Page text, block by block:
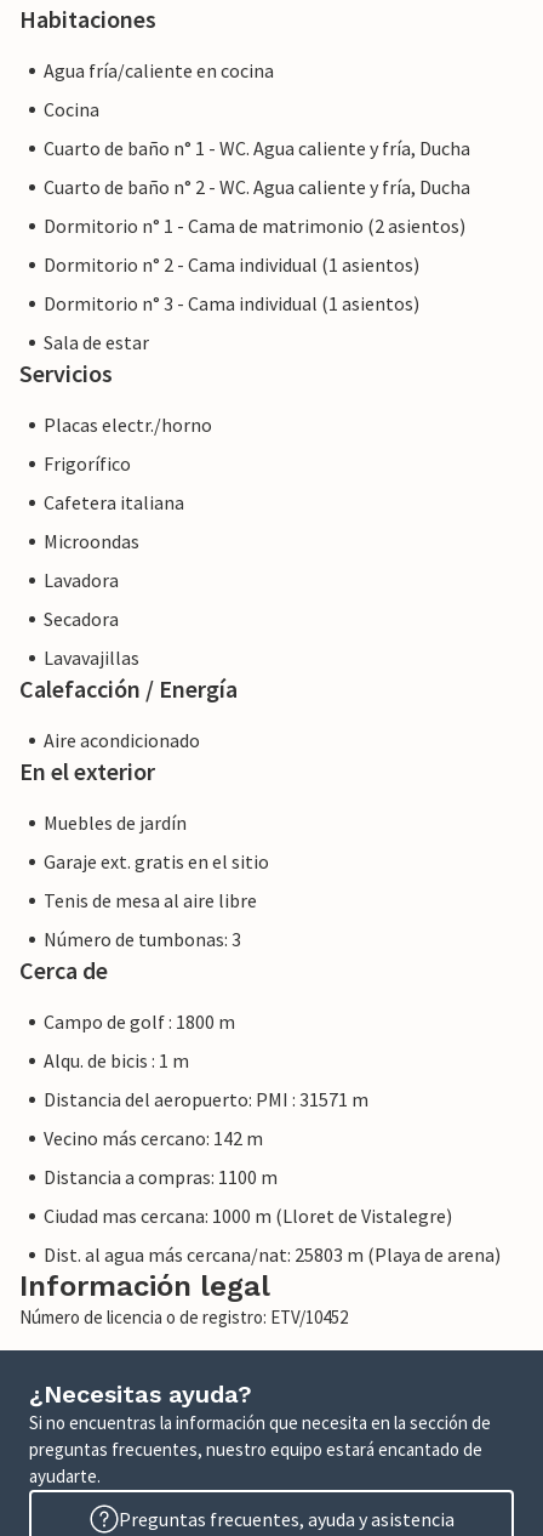
Habitaciones
Agua fría/caliente en cocina
Cocina
Cuarto de baño n° 1 - WC. Agua caliente y fría, Ducha
Cuarto de baño n° 2 - WC. Agua caliente y fría, Ducha
Dormitorio n° 1 - Cama de matrimonio (2 asientos)
Dormitorio n° 2 - Cama individual (1 asientos)
Dormitorio n° 3 - Cama individual (1 asientos)
Sala de estar
Servicios
Placas electr./horno
Frigorífico
Cafetera italiana
Microondas
Lavadora
Secadora
Lavavajillas
Calefacción / Energía
Aire acondicionado
En el exterior
Muebles de jardín
Garaje ext. gratis en el sitio
Tenis de mesa al aire libre
Número de tumbonas: 3
Cerca de
Campo de golf : 1800 m
Alqu. de bicis : 1 m
Distancia del aeropuerto: PMI : 31571 m
Vecino más cercano: 142 m
Distancia a compras: 1100 m
Ciudad mas cercana: 1000 m (Lloret de Vistalegre)
Dist. al agua más cercana/nat: 25803 m (Playa de arena)
Información legal
Número de licencia o de registro: ETV/10452
¿Necesitas ayuda?
Si no encuentras la información que necesita en la sección de
preguntas frecuentes, nuestro equipo estará encantado de
ayudarte.
Preguntas frecuentes, ayuda y asistencia